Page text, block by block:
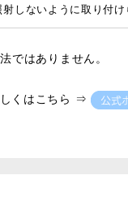
しないように取り付け
ではありません。
くはこちら ⇒